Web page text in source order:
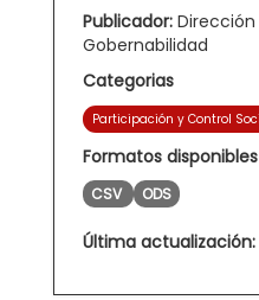
Publicador:
Gobernabilidad
Categorias
Participación y Control
Formatos disponibles
CSV ODS
Última actualización: